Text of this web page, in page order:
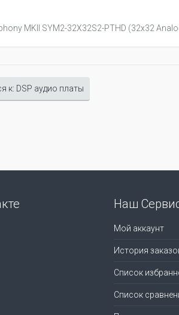
MKII SYM2-32X32S2-PTHD (32x32
к: DSP аудио платы
Наш
Мой аккаунт
История
Список
Список